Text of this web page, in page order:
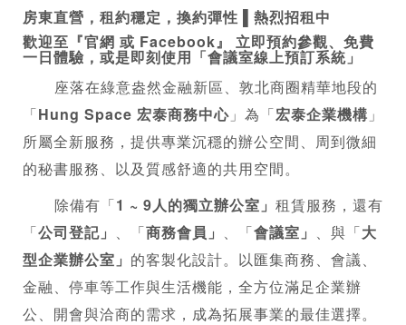
房東直營，租約穩定，換約彈性 ▌熱烈招租中
歡迎至『官網 或 Facebook』 立即預約參觀、免費
一日體驗，或是即刻使用「會議室線上預訂系統」
座落在綠意盎然金融新區、敦北商圈精華地段的
「Hung Space 宏泰商務中心」為「宏泰企業機構 」
所屬全新服務，提供專業沉穩的辦公空間、周到微細
的秘書服務、以及質感舒適的共用空間。
除備有「1 ~ 9人的獨立辦公室」 租賃服務，還有
「公司登記」 、「商務會員」 、「會議室」 、與「大
型企業辦公室」 的客製化設計。以匯集商務、會議、
金融、停車等工作與生活機能，全方位滿足企業辦
公、開會與洽商的需求，成為拓展事業的最佳選擇。